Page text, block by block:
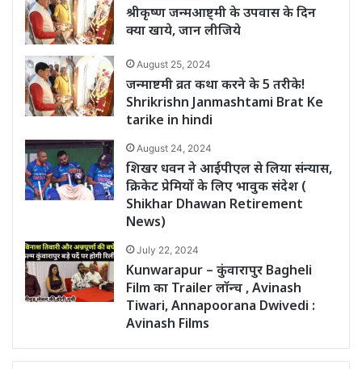
श्रीकृष्ण जन्मआष्ट्मी के उपवास के दिन
क्या खाये, जान लीजिये
August 25, 2024
जन्माष्टमी व्रत कथा करने के 5 तरीके!
Shrikrishn Janmashtami Brat Ke
tarike in hindi
August 24, 2024
शिखर धवन ने आईपीएल से लिया संन्यास,
क्रिकेट प्रेमियों के लिए भावुक संदेश (
Shikhar Dhawan Retirement
News)
July 22, 2024
Kunwarapur – कुंवारापुर Bagheli
Film का Trailer लॉन्च , Avinash
Tiwari, Annapoorana Dwivedi :
Avinash Films